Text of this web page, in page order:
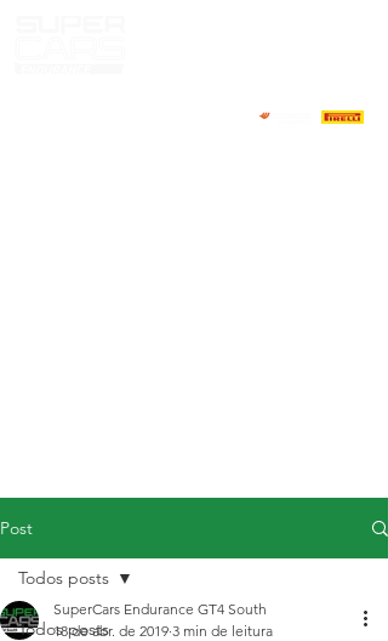
Post
Todos posts
Todos posts
SuperCars Endurance GT4 South
18 de abr. de 2019 3 min de leitura